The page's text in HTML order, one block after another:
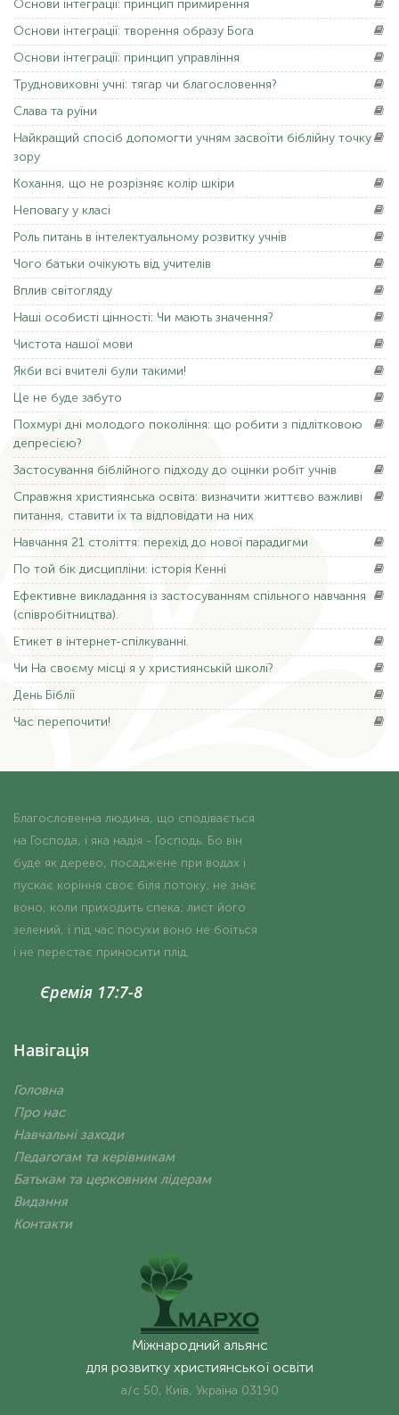
Основи інтеграції: принцип примирення
Основи інтеграції: творення образу Бога
Основи інтеграції: принцип управління
Трудновиховні учні: тягар чи благословення?
Слава та руїни
Найкращий спосіб допомогти учням засвоїти біблійну точку
зору
Кохання, що не розрізняє колір шкіри
Неповагу у класі
Роль питань в інтелектуальному розвитку учнів
Чого батьки очікують від учителів
Вплив світогляду
Наші особисті цінності: Чи мають значення?
Чистота нашої мови
Якби всі вчителі були такими!
Це не буде забуто
Похмурі дні молодого покоління: що робити з підлітковою
депресією?
Застосування біблійного підходу до оцінки робіт учнів
Справжня християнська освіта: визначити життєво важливі
питання, ставити їх та відповідати на них
Навчання 21 століття: перехід до нової парадигми
По той бік дисципліни: історія Кенні
Ефективне викладання із застосуванням спільного навчання
(співробітництва).
Етикет в інтернет-спілкуванні.
Чи На своєму місці я у християнській школі?
День Біблії
Час перепочити!
Благословенна людина, що сподівається
на Господа, і яка надія - Господь. Бо він
буде як дерево, посаджене при водах і
пускає коріння своє біля потоку; не знає
воно, коли приходить спека; лист його
зелений, і під час посухи воно не боїться
і не перестає приносити плід.
Єремія 17:7-8
Навігація
Головна
Про нас
Навчальні заходи
Педагогам та керівникам
Батькам та церковним лідерам
Видання
Контакти
Міжнародний альянс
для розвитку християнської освіти
а/с 50, Київ, Україна 03190